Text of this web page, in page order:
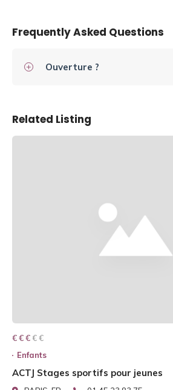
Frequently Asked Questions
Ouverture ?
Related Listing
€ € € € €
€ € €
Enfants
ACTJ Stages sportifs pour jeunes